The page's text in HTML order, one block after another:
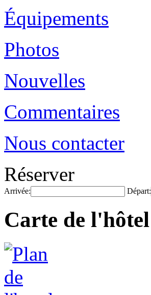
Équipements
Photos
Nouvelles
Commentaires
Nous contacter
Réserver
Arrivée: Départ:
Carte de l'hôtel